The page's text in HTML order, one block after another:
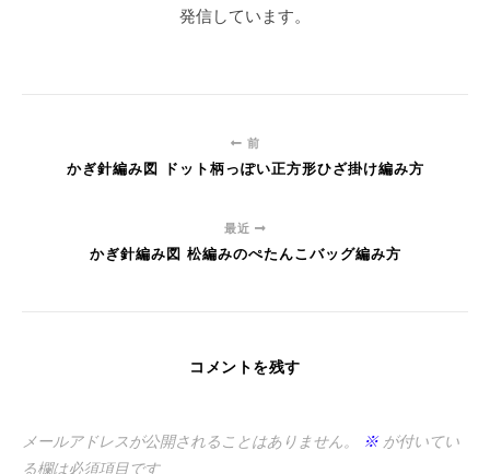
発信しています。
前
かぎ針編み図 ドット柄っぽい正方形ひざ掛け編み方
最近
かぎ針編み図 松編みのぺたんこバッグ編み方
コメントを残す
メールアドレスが公開されることはありません。 ※が付いてい
る欄は必須項目です